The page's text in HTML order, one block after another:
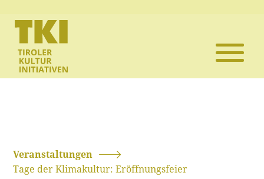
Veranstaltungen
Tage der Klimakultur: Eröffnungsfeier
Die TKI
Mitglieder